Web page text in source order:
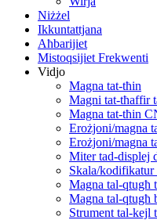
Niżżel
Ikkuntattjana
Aħbarijiet
Mistoqsijiet Frekwenti
Vidjo
Magna tat-tħin
Magni tat-tħaffir
Magna tat-tħin
Erożjoni/magna
Erożjoni/magna
Miter tad-displej
Skala/kodifikatur
Magna tal-qtugħ
Magna tal-qtugħ
Strument tal-kejl